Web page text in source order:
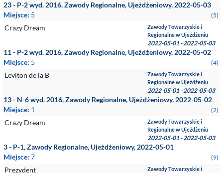
23 - P-2 wyd. 2016, Zawody Regionalne, Ujeżdżeniowy, 2022-05-03
Miejsce: 5 (5)
Crazy Dream
Zawody Towarzyskie i
Regionalne w Ujeżdżeniu
2022-05-01 - 2022-05-03
11 - P-2 wyd. 2016, Zawody Regionalne, Ujeżdżeniowy, 2022-05-02
Miejsce: 5 (4)
Leviton de la B
Zawody Towarzyskie i
Regionalne w Ujeżdżeniu
2022-05-01 - 2022-05-03
13 - N-6 wyd. 2016, Zawody Regionalne, Ujeżdżeniowy, 2022-05-02
Miejsce: 1 (2)
Crazy Dream
Zawody Towarzyskie i
Regionalne w Ujeżdżeniu
2022-05-01 - 2022-05-03
3 - P-1, Zawody Regionalne, Ujeżdżeniowy, 2022-05-01
Miejsce: 7 (9)
Prezydent Zawody Towarzyskie i